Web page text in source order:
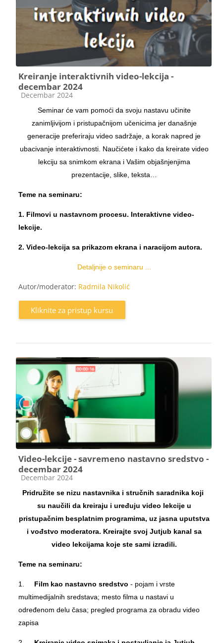
Kreiranje interaktivnih video-lekcija -
decembar 2024
Kategorija kursa
Decembar 2024
Seminar će vam pomoći da svoju nastavu učinite
zanimljivijom i pristupačnijom učenicima jer današnje
generacije preferiraju video sadržaje, a korak napred je
ubacivanje interaktivnosti. Naučićete i kako da kreirate video
lekciju sa snimkom ekrana i Vašim objašnjenjima
prezentacije, slike, teksta…
Teme na seminaru:
1. Filmovi u nastavnom procesu. Interaktivne video-
lekcije.
2. Video-lekcija sa prikazom ekrana i naracijom autora.
Detaljnije o seminaru ...
Autor/moderator: Radmila Nikolić
Kliknite za pristup kursu
Video-lekcije - savremeno nastavno sredstvo -
decembar 2024
Kategorija kursa
Decembar 2024
Pridružite se nizu nastavnika i stručnih saradnika koji
su naučili da kreiraju i uređuju video lekcije u
pristupačnim besplatnim programima, uz jasna uputstva
i vođstvo moderatora. Kreirajte svoj Jutjub kanal sa
video lekcijama koje ste sami izradili.
Teme na seminaru:
1. Film kao nastavno sredstvo - pojam i vrste
multimedijalnih sredstava; mesto filma u nastavi u
određenom delu časa; pregled programa za obradu video
zapisa